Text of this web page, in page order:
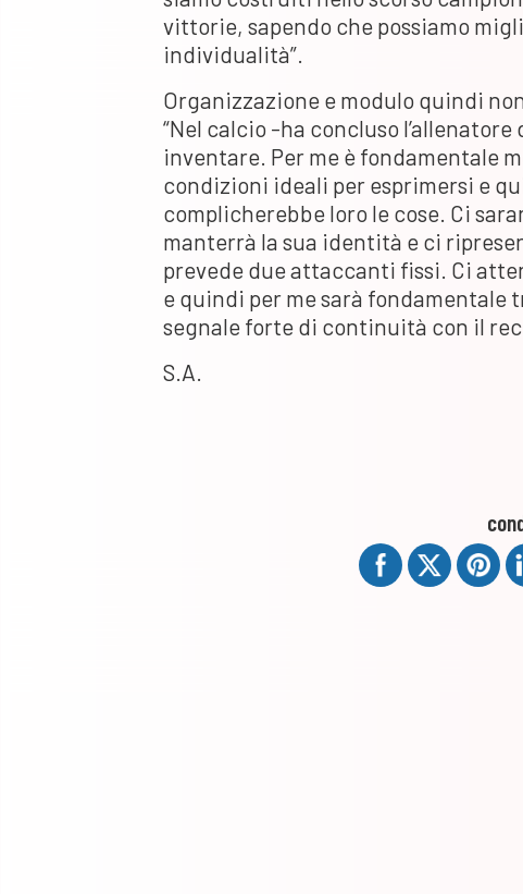
vittorie, sapendo che possiamo
individualità”.
Organizzazione e modulo quindi
“Nel calcio -ha concluso l’allenatore
inventare. Per me è fondamentale
condizioni ideali per esprimersi e
complicherebbe loro le cose. Ci
manterrà la sua identità e ci
prevede due attaccanti fissi. Ci
e quindi per me sarà
segnale forte di continuità con il
S.A.